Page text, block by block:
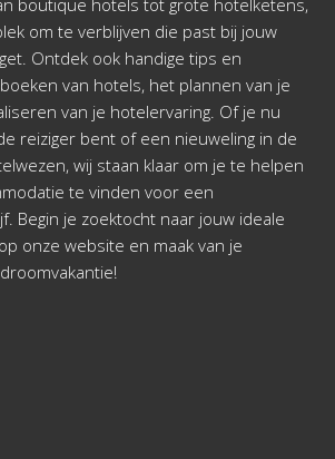
boutique hotels tot grote hotelketens,
om te verblijven die past bij jouw
Ontdek ook handige tips en
van hotels, het plannen van je
van je hotelervaring. Of je nu
reiziger bent of een nieuweling in de
wij staan klaar om je te helpen
te vinden voor een
Begin je zoektocht naar jouw ideale
onze website en maak van je